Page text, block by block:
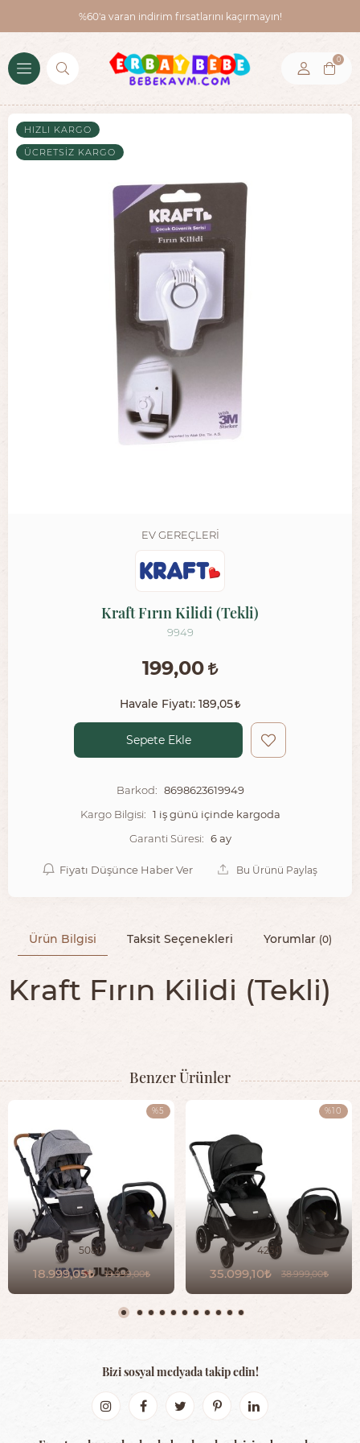
%60'a varan indirim fırsatlarını kaçırmayın!
0
HIZLI KARGO
ÜCRETSIZ KARGO
EV GEREÇLERI
Kraft Fırın Kilidi (Tekli)
9949
199,00
Havale Fiyatı: 189,05
Sepete Ekle
Barkod: 8698623619949
Kargo Bilgisi: 1 iş günü içinde kargoda
Garanti Süresi: 6 ay
Fiyatı Düşünce Haber Ver Bu Ürünü Paylaş
Ürün Bilgisi Taksit Seçenekleri Yorumlar (0)
Kraft Fırın Kilidi (Tekli)
Benzer Ürünler
5080
18.999,05 19.999,00
%5
4250
35.099,10 38.999,00
%10
Bizi sosyal medyada takip edin!